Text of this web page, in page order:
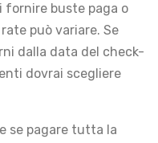
fornire buste paga o
può variare. Se
dalla data del check-
dovrai scegliere
se pagare tutta la